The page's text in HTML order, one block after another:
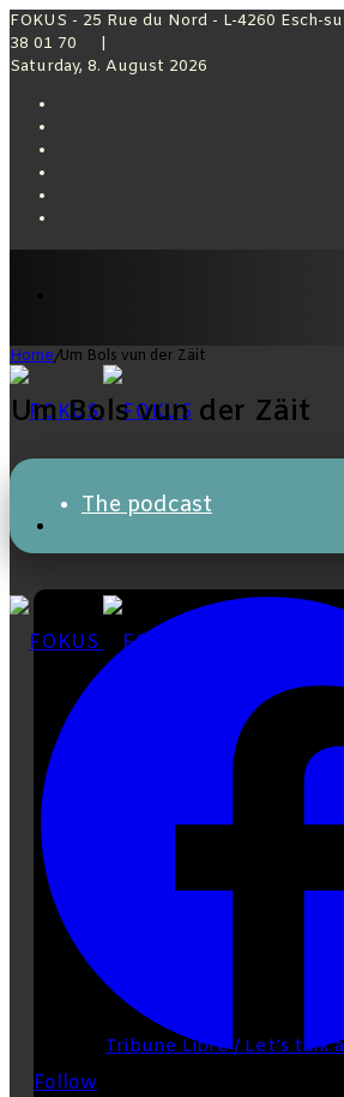
FOKUS - 25 Rue du Nord - L-4260
38 01 70 |
Saturday, 8. August 2026
Tribune Libre / Let’s talk
Home/Um Bols vun der Zäit
Um Bols vun der Zäit
The podcast
Follow